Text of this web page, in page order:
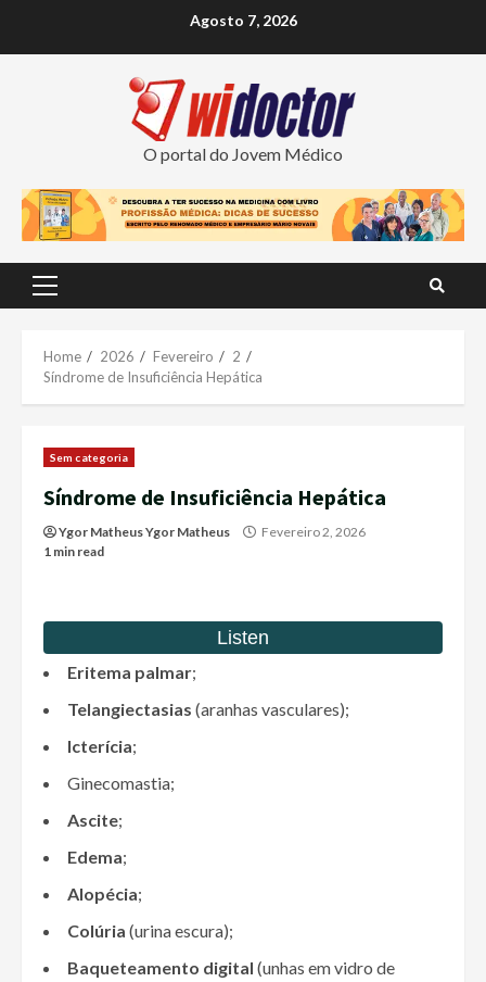
Agosto 7, 2026
O portal do Jovem Médico
Primary
Home 2026 Fevereiro
2
Síndrome de Insuficiência Hepática
Sem categoria
Síndrome de Insuficiência Hepática
Ygor Matheus Ygor Matheus
Fevereiro 2, 2026
1 min read
Eritema palmar;
Telangiectasias (aranhas vasculares);
Icterícia;
Ginecomastia;
Ascite;
Edema;
Alopécia;
Colúria (urina escura);
Baqueteamento digital (unhas em vidro de